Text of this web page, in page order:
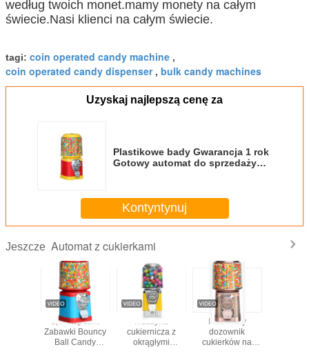
według twoich monet.mamy monety na całym
świecie.Nasi klienci na całym świecie.
tagi: coin operated candy machine ,
coin operated candy dispenser, bulk candy machines
Uzyskaj najlepszą cenę za
Plastikowe bady Gwarancja 1 rok
Gotowy automat do sprzedaży
Kontyntynuj
Jeszcze Automat z cukierkami
1,4 "Kapsułki
Zabawki Bouncy
Ball Candy
Maszyna
cukiernicza z
okrągłymi
Handlowy
dozownik
cukierków na